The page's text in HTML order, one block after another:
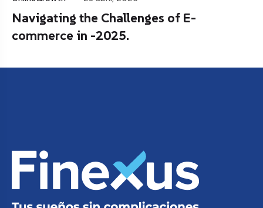
Navigating the Challenges of E-
commerce in -2025.